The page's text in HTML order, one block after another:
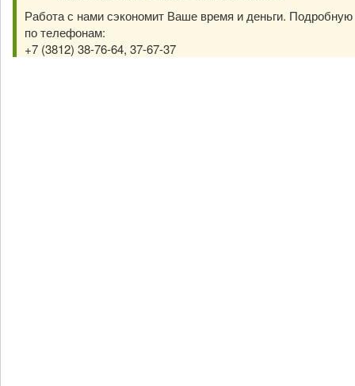
Работа с нами сэкономит Ваше время и деньги.
по телефонам:
+7 (3812) 38-76-64, 37-67-37